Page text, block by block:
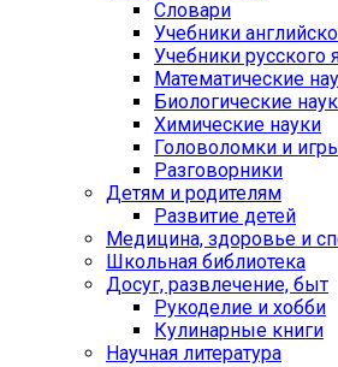
Словари
Учебники
Учебники русского
Математические
Биологические
Химические науки
Головоломки и
Разговорники
Детям и родителям
Развитие детей
Медицина, здоровье и
Школьная библиотека
Досуг, развлечение, быт
Рукоделие и хобби
Кулинарные книги
Научная литература